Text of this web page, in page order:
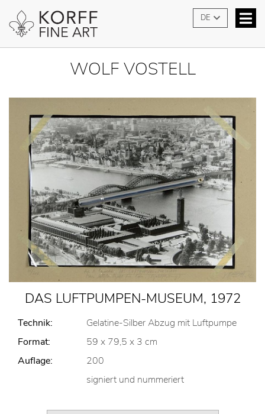
DE
WOLF VOSTELL
DAS LUFTPUMPEN-MUSEUM, 1972
Technik:
Gelatine-Silber Abzug mit Luftpumpe
Format:
59 x 79,5 x 3 cm
Auflage:
200
signiert und nummeriert